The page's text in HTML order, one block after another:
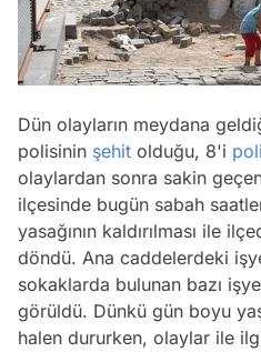
Dün olayların meydana
polisinin şehit olduğu, 8'i
olaylardan sonra sakin
ilçesinde bugün sabah
yasağının kaldırılması ile
döndü. Ana caddelerdeki
sokaklarda bulunan bazı
görüldü. Dünkü gün boyu
halen dururken, olaylar ile